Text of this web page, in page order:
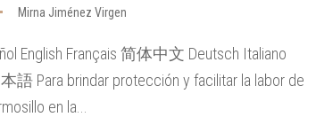
Mirna Jiménez Virgen
English Français 简体中文 Deutsch Italiano
語 Para brindar protección y facilitar la labor de
en la...